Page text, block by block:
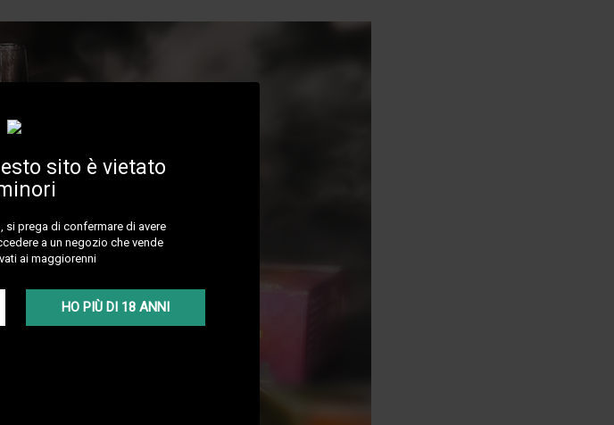
sito è vietato
si prega di confermare di avere
a un negozio che vende
ai maggiorenni
HO PIÙ DI 18 ANNI